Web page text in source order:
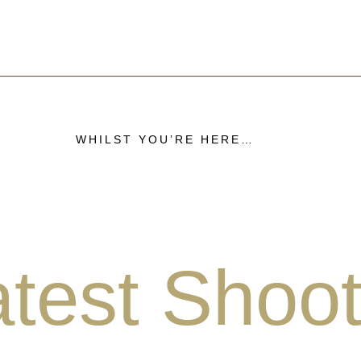
WHILST YOU’RE HERE…